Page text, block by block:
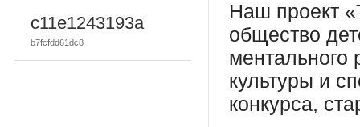
c11e1243193a
b7fcfdd61dc8
Наш проект
общество
ментального
культуры и
конкурса,